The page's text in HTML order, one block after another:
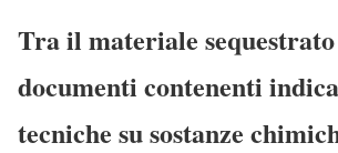
Tra il materiale
documenti contenenti
tecniche su sostanze